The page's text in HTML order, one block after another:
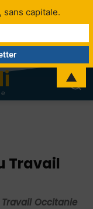
Travail
Occitanie
sans capitale.
▲